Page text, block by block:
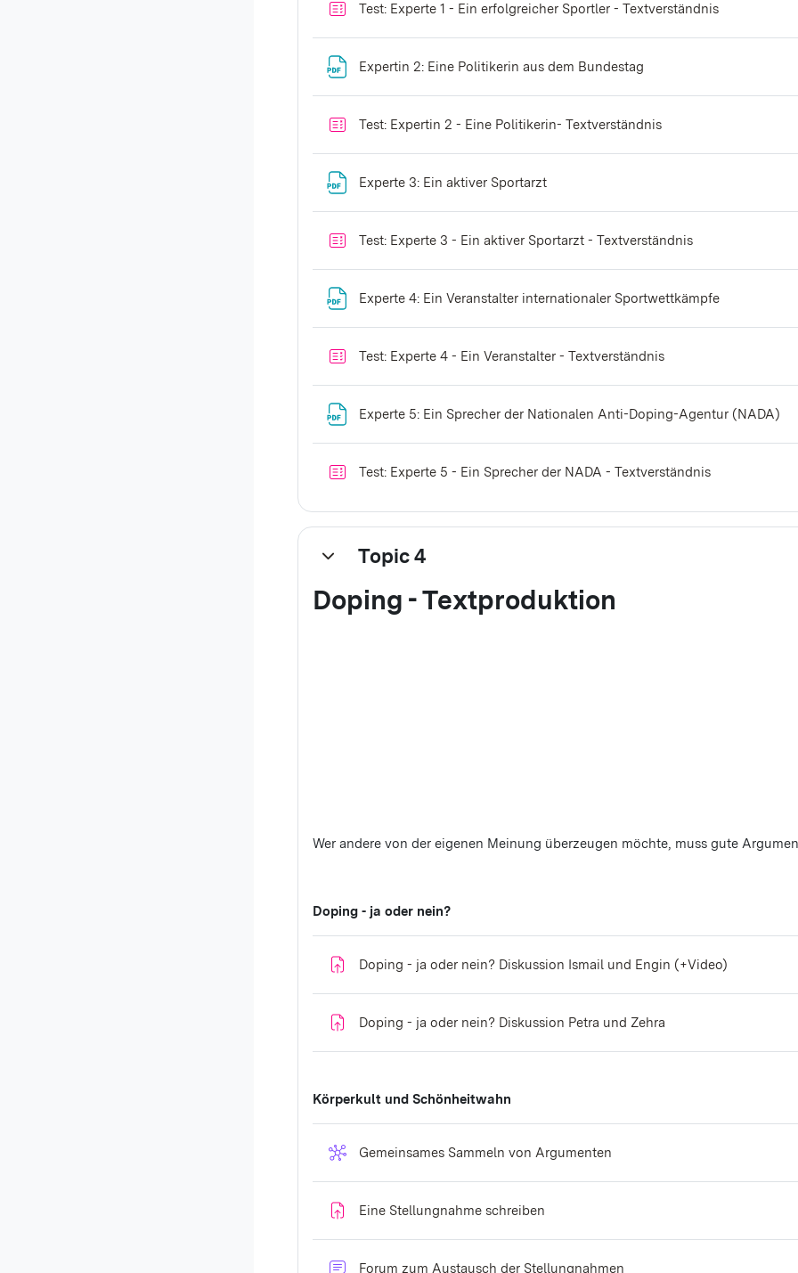
Test: Experte 1 - Ein erfolgreicher Sportler - Textverständnis
Expertin 2: Eine Politikerin aus dem Bundestag
Test: Expertin 2 - Eine Politikerin- Textverständnis
Experte 3: Ein aktiver Sportarzt
Test: Experte 3 - Ein aktiver Sportarzt - Textverständnis
Experte 4: Ein Veranstalter internationaler Sportwettkämpfe
Test: Experte 4 - Ein Veranstalter - Textverständnis
Experte 5: Ein Sprecher der Nationalen Anti-Doping-Agentur (NADA)
Test: Experte 5 - Ein Sprecher der NADA - Textverständnis
EinklappenTopic 4
Doping - Textproduktion
Wer andere von der eigenen Meinung überzeugen möchte, muss gute
Doping - ja oder nein?
Doping - ja oder nein? Diskussion Ismail und Engin (+Video)Aufgabe
Doping - ja oder nein? Diskussion Petra und ZehraAufgabe
Körperkult und Schönheitwahn
Gemeinsames Sammeln von ArgumentenWiki
Eine Stellungnahme schreibenAufgabe
Forum zum Austausch der Stellungnahmen